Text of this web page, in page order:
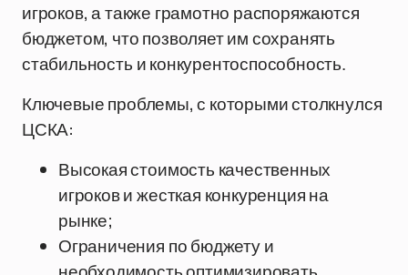
игроков, а также грамотно распоряжаются
бюджетом, что позволяет им сохранять
стабильность и конкурентоспособность.
Ключевые проблемы, с которыми столкнулся
ЦСКА:
Высокая стоимость качественных
игроков и жесткая конкуренция на
рынке;
Ограничения по бюджету и